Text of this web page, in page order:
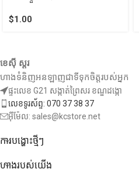
$1.00
ខេស៊ី ស្តរ
ហាងទំនិញអនឡាញជាទីទុកចិត្តរបស់អ្នក
ផ្ទះលេខ G21 សង្កាត់ព្រៃសរ ខណ្ឌដង្កោ
លេខទូរស័ព្ទ: 070 37 38 37
អ៊ីម៉ែល: sales@kcstore.net
ការបង្ហោះថ្មីៗ
ហាងរបស់យើង